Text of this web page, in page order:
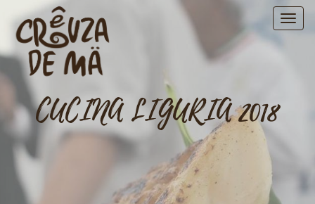
CUCINA LIGURIA 2018